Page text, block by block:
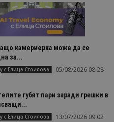
камериерка може да се
за...
с Елица Стоилова 05/08/2026 08:28
губят пари заради грешки в
с Елица Стоилова 13/07/2026 09:02